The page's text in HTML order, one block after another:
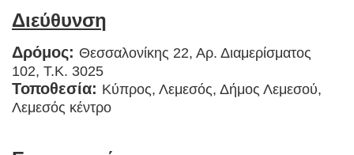
Διεύθυνση
Δρόμος: Θεσσαλονίκης 22, Αρ. Διαμερίσματος
102, Τ.Κ. 3025
Τοποθεσία: Κύπρος, Λεμεσός, Δήμος Λεμεσού,
Λεμεσός κέντρο